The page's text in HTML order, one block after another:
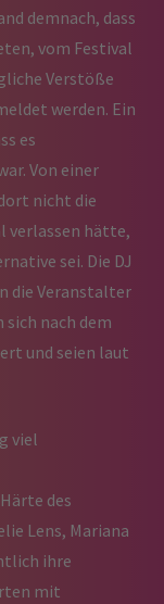
demnach, dass
vom Festival
Verstöße
werden. Ein
es
Von einer
nicht die
verlassen hätte,
sei. Die DJ
die Veranstalter
nach dem
und seien laut
viel
des
Lens, Mariana
ihre
mit